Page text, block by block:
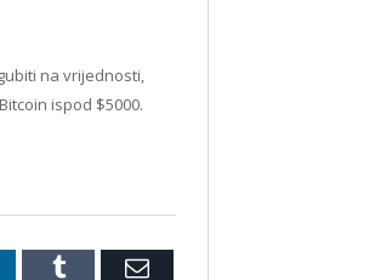
na vrijednosti,
ispod $5000.
Tumblr Email